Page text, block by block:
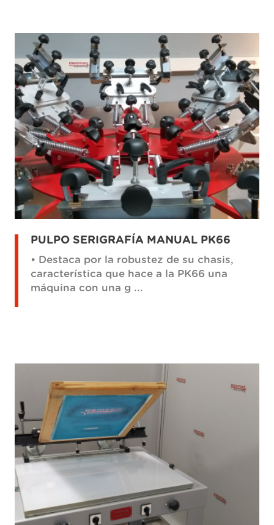
PULPO SERIGRAFÍA MANUAL PK66
• Destaca por la robustez de su chasis,
característica que hace a la PK66 una
máquina con una g ...